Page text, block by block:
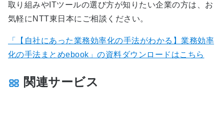
取り組みやITツールの選び方が知りたい企業の方は、お
気軽にNTT東日本にご相談ください。
「【自社にあった業務効率化の手法がわかる】業務効率
化の手法まとめebook」の資料ダウンロードはこちら
関連サービス